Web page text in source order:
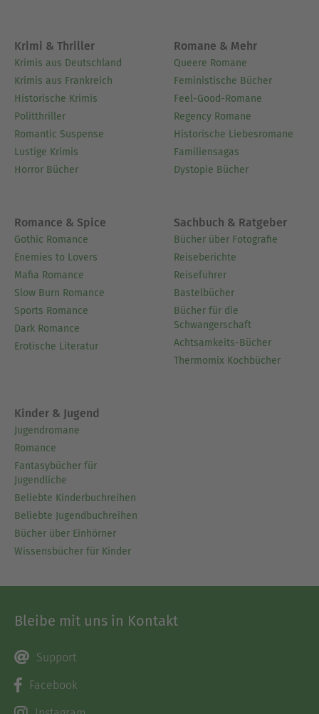
Ausblenden
Krimi & Thriller
Krimis aus Deutschland
Krimis aus Frankreich
Historische Krimis
Politthriller
Romantic Suspense
Lustige Krimis
Horror Bücher
Romane & Mehr
Queere Romane
Feministische Bücher
Feel-Good-Romane
Regency Romane
Historische Liebesromane
Familiensagas
Dystopie Bücher
Romance & Spice
Gothic Romance
Enemies to Lovers
Mafia Romance
Slow Burn Romance
Sports Romance
Dark Romance
Erotische Literatur
Sachbuch & Ratgeber
Bücher über Fotografie
Reiseberichte
Reiseführer
Bastelbücher
Bücher für die
Schwangerschaft
Achtsamkeits-Bücher
Thermomix Kochbücher
Kinder & Jugend
Jugendromane
Romance
Fantasybücher für
Jugendliche
Beliebte Kinderbuchreihen
Beliebte Jugendbuchreihen
Bücher über Einhörner
Wissensbücher für Kinder
Bleibe mit uns in Kontakt
Support
Facebook